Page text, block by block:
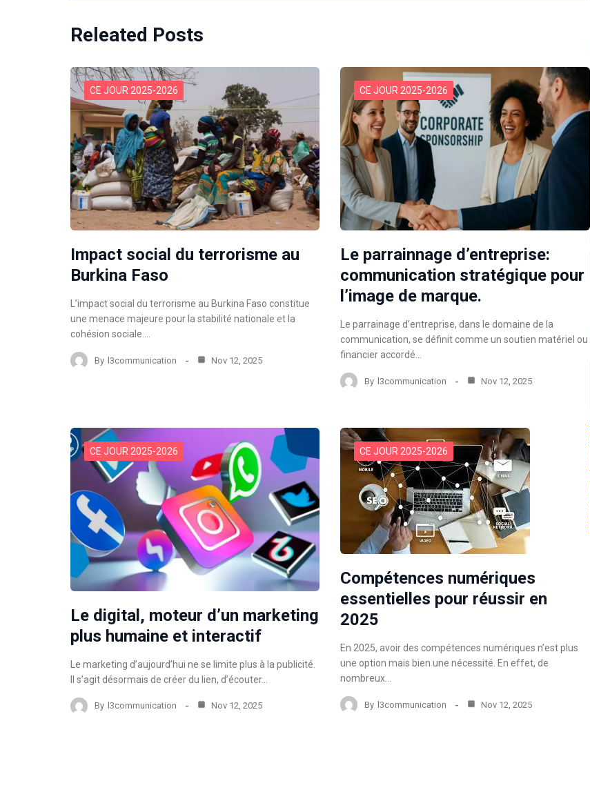
Releated Posts
CE JOUR 2025-2026
Impact social du terrorisme au
Burkina Faso
L’impact social du terrorisme au Burkina Faso constitue
une menace majeure pour la stabilité nationale et la
cohésion sociale.…
By l3communication Nov 12, 2025
CE JOUR 2025-2026
Le parrainnage d’entreprise:
communication stratégique pour
l’image de marque.
Le parrainage d’entreprise, dans le domaine de la
communication, se définit comme un soutien matériel ou
financier accordé…
By l3communication Nov 12, 2025
CE JOUR 2025-2026
Le digital, moteur d’un marketing
plus humaine et interactif
Le marketing d’aujourd’hui ne se limite plus à la publicité.
Il s’agit désormais de créer du lien, d’écouter…
By l3communication Nov 12, 2025
CE JOUR 2025-2026
Compétences numériques
essentielles pour réussir en
2025
En 2025, avoir des compétences numériques n’est plus
une option mais bien une nécessité. En effet, de
nombreux…
By l3communication Nov 12, 2025